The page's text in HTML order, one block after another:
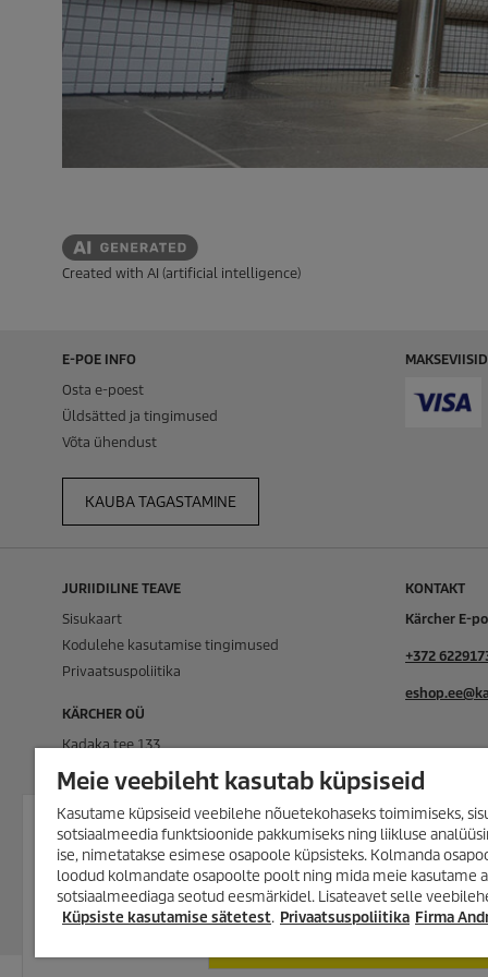
VÕIMALUS SÄÄSTA SUUREMALT
KUI VAREM!
Lai valik tooteid kuni -35%!
aurupesurid, tolmuimejad,
ja palju muud!
Created with AI (artificial intelligence)
E-POE INFO
Osta e-poest
Üldsätted ja tingimused
Võta ühendust
KAUBA TAGASTAMINE
MAKSEVIISID
JURIIDILINE TEAVE
Sisukaart
Kodulehe kasutamise tingimused
Privaatsuspoliitika
KÄRCHER OÜ
Kadaka tee 133
Tallinn 12915
Eesti
Registrikood: 12141616
KMKR Nr: EE101476148
KONTAKT
Kärcher E-
+372
Kärcher
Meie veebileht kasutab küpsiseid
Kasutame küpsiseid veebilehe nõuetekohaseks toimimiseks,
sotsiaalmeedia funktsioonide pakkumiseks ning liikluse
ise, nimetatakse esimese osapoole küpsisteks. Kolmanda
loodud kolmandate osapoolte poolt ning mida meie kasutame
sotsiaalmeediaga seotud eesmärkidel. Lisateavet selle
Küpsiste kasutamise sätetest. Privaatsuspoliitika Firma